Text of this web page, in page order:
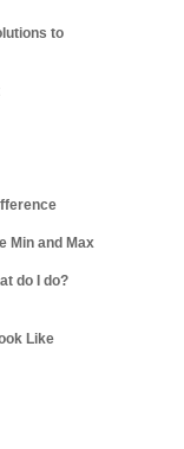
to
Min and Max
do I do?
Like